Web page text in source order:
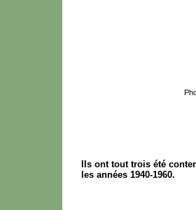
Ils ont tout trois été
les années 1940-1960.